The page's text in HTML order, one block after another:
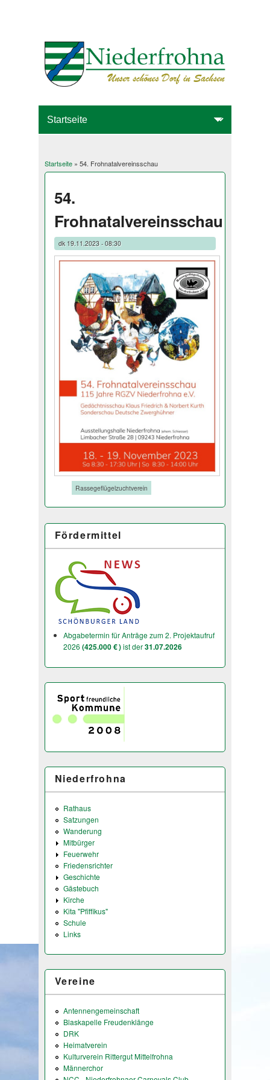
Sie sind hier
Startseite» 54. Frohnatalvereinsschau
54.
Frohnatalvereinsschau
dk19.11.2023 - 08:30
Rassegeflügelzuchtverein
Fördermittel
Abgabetermin für Anträge zum 2. Projektaufruf
2026 (425.000 € )ist der31.07.2026
Niederfrohna
Rathaus
Satzungen
Wanderung
Mitbürger
Feuerwehr
Friedensrichter
Geschichte
Gästebuch
Kirche
Kita "Pfiffikus"
Schule
Links
Vereine
Antennengemeinschaft
Blaskapelle Freudenklänge
DRK
Heimatverein
Kulturverein Rittergut Mittelfrohna
Männerchor